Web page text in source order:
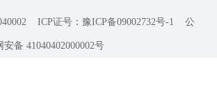
ICP证号：豫ICP备09002732号-1 公
安备 41040402000002号